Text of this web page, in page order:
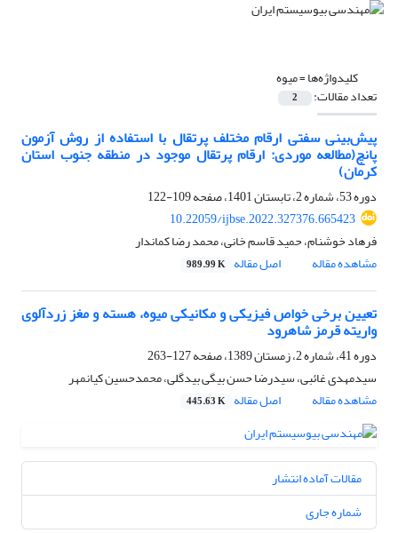
کلیدواژه‌ها =میوه
تعداد مقالات: 2
پیش‌بینی سفتی ارقام مختلف پرتقال با استفاده از روش آزمون
پانچ(مطالعه موردی: ارقام پرتقال موجود در منطقه جنوب استان
کرمان)
دوره 53، شماره 2، تابستان 1401، صفحه
109-122
10.22059/ijbse.2022.327376.665423
فرهاد خوشنام، حمید قاسم خانی، محمد رضا کماندار
مشاهده مقاله
اصل مقاله 989.99 K
تعیین برخی خواص فیزیکی و مکانیکی میوه، هسته و مغز زردآلوی
واریته قرمز شاهرود
دوره 41، شماره 2، زمستان 1389، صفحه
127-263
سیدمهدی غائبی، سیدرضا حسن بیگی بیدگلی، محمدحسین کیانمهر
مشاهده مقاله
اصل مقاله 445.63 K
مقالات آماده انتشار
شماره جاری